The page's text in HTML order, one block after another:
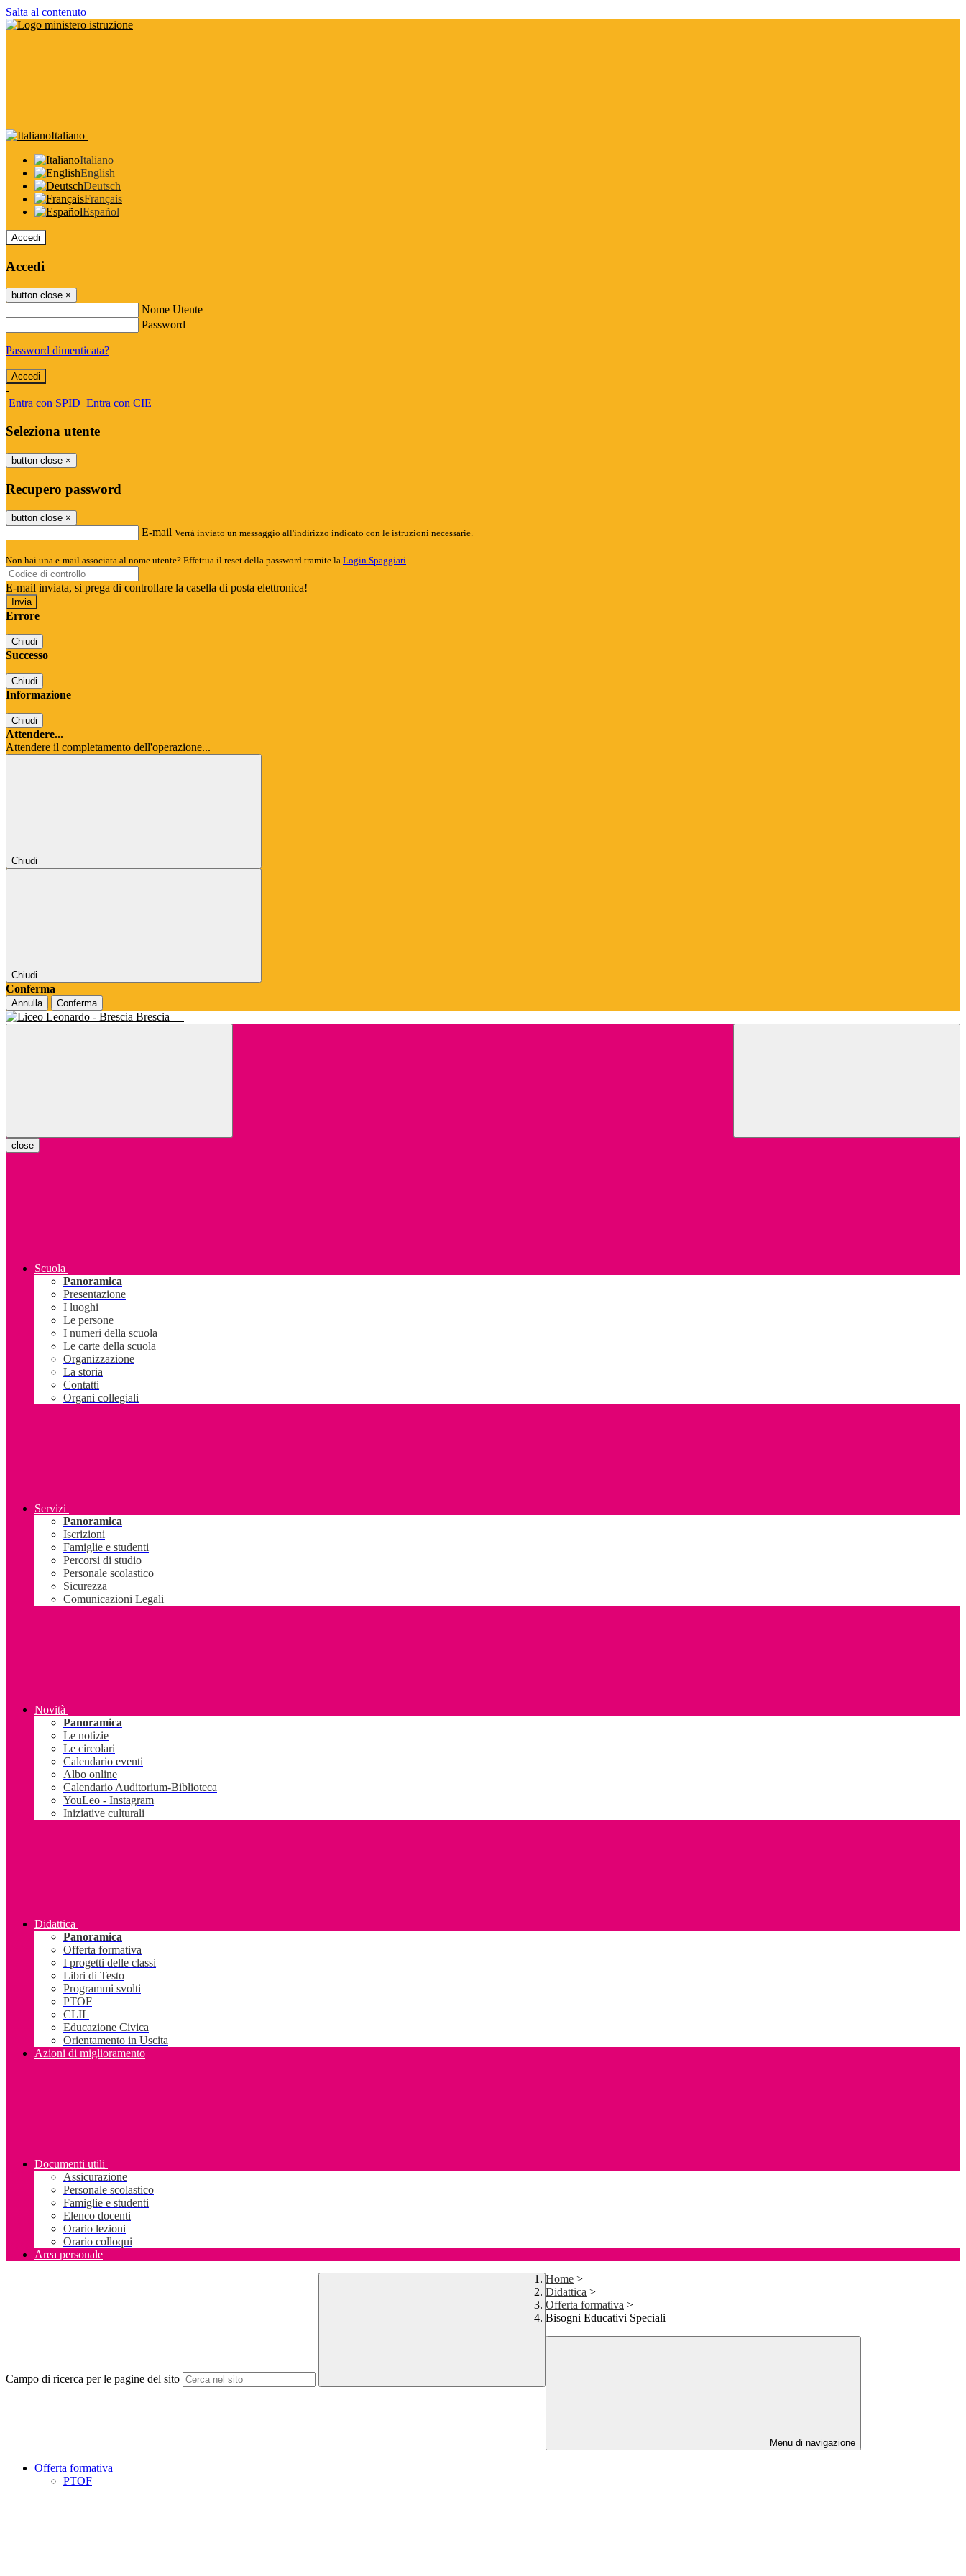
Salta al contenuto
Italiano
Italiano
English
Deutsch
Français
Español
Accedi
Accedi
button close ×
Nome Utente
Password
Password dimenticata?
-
Entra con SPID Entra con CIE
Seleziona utente
button close ×
Recupero password
button close ×
E-mail Verrà inviato un messaggio all'indirizzo indicato con le istruzioni necessarie.
Non hai una e-mail associata al nome utente? Effettua il reset della password tramite la Login Spaggiari
E-mail inviata, si prega di controllare la casella di posta elettronica!
Errore
Chiudi
Successo
Chiudi
Informazione
Chiudi
Attendere...
Attendere il completamento dell'operazione...
Chiudi
Chiudi
Conferma
Annulla Conferma
Brescia
close
Scuola
Panoramica
Presentazione
I luoghi
Le persone
I numeri della scuola
Le carte della scuola
Organizzazione
La storia
Contatti
Organi collegiali
Servizi
Panoramica
Iscrizioni
Famiglie e studenti
Percorsi di studio
Personale scolastico
Sicurezza
Comunicazioni Legali
Novità
Panoramica
Le notizie
Le circolari
Calendario eventi
Albo online
Calendario Auditorium-Biblioteca
YouLeo - Instagram
Iniziative culturali
Didattica
Panoramica
Offerta formativa
I progetti delle classi
Libri di Testo
Programmi svolti
PTOF
CLIL
Educazione Civica
Orientamento in Uscita
Azioni di miglioramento
Documenti utili
Assicurazione
Personale scolastico
Famiglie e studenti
Elenco docenti
Orario lezioni
Orario colloqui
Area personale
Campo di ricerca per le pagine del sito
Home >
Didattica >
Offerta formativa >
Bisogni Educativi Speciali
Menu di navigazione
Offerta formativa
PTOF